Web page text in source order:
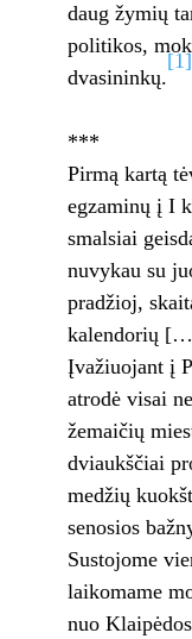
daug žymių
politikos,
dvasininkų.
[1]
***
Pirmą kartą
egzaminų į I
smalsiai
nuvykau su
pradžioj,
kalendorių
Įvažiuojant į
atrodė visai
žemaičių
dviaukščiai
medžių
senosios
Sustojome
laikomame
nuo